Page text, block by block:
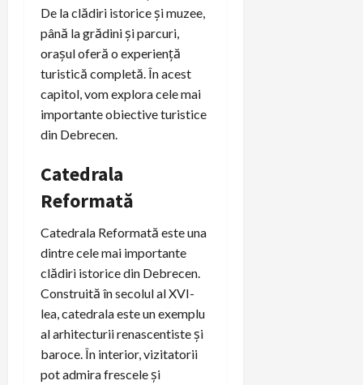
De la clădiri istorice și muzee,
până la grădini și parcuri,
orașul oferă o experiență
turistică completă. În acest
capitol, vom explora cele mai
importante obiective turistice
din Debrecen.
Catedrala
Reformată
Catedrala Reformată este una
dintre cele mai importante
clădiri istorice din Debrecen.
Construită în secolul al XVI-
lea, catedrala este un exemplu
al arhitecturii renascentiste și
baroce. În interior, vizitatorii
pot admira frescele și